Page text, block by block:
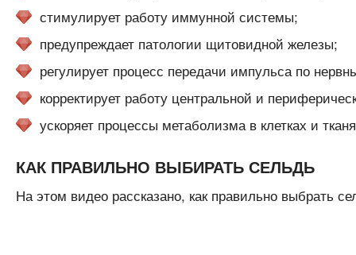
стимулирует работу иммунной системы;
предупреждает патологии щитовидной железы;
регулирует процесс передачи импульса по
корректирует работу центральной и
ускоряет процессы метаболизма в клетках и
КАК ПРАВИЛЬНО ВЫБИРАТЬ СЕЛЬДЬ
На этом видео рассказано, как правильно выбрать